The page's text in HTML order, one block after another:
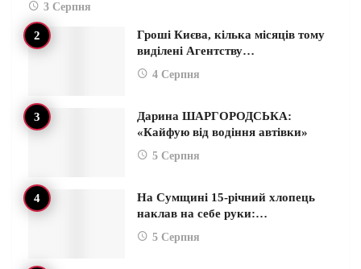
3 Серпня
Гроші Києва, кілька місяців тому
виділені Агентству…
4 Серпня
Дарина ШАРГОРОДСЬКА:
«Кайфую від водіння автівки»
5 Серпня
На Сумщині 15-річний хлопець
наклав на себе руки:…
5 Серпня